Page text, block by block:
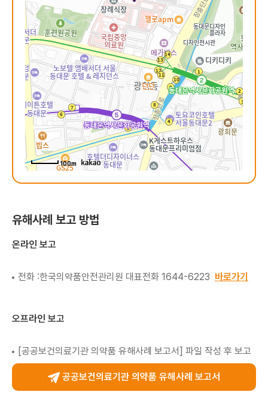
100m
유해사례 보고 방법
온라인 보고
전화 :한국의약품안전관리원 대표전화 1644-6223 바로가기
오프라인 보고
[공공보건의료기관 의약품 유해사례 보고서] 파일 작성 후 보고
공공보건의료기관 의약품 유해사례 보고서